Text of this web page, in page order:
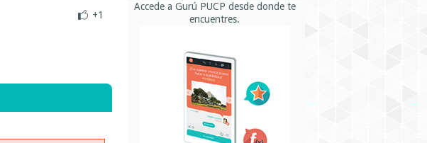
+1
Accede a Gurú PUCP desde donde te
encuentres.